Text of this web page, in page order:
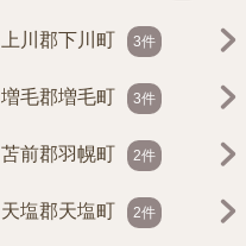
上川郡下川町 3件
増毛郡増毛町 3件
苫前郡羽幌町 2件
天塩郡天塩町 2件